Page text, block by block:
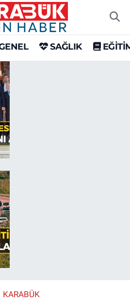
SAĞLIK
KARABÜK
Haritası
ve Fikstür